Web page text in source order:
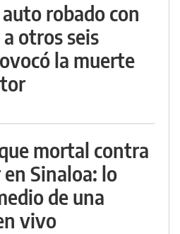
robado con
otros seis
la muerte
mortal contra
Sinaloa: lo
de una
vivo